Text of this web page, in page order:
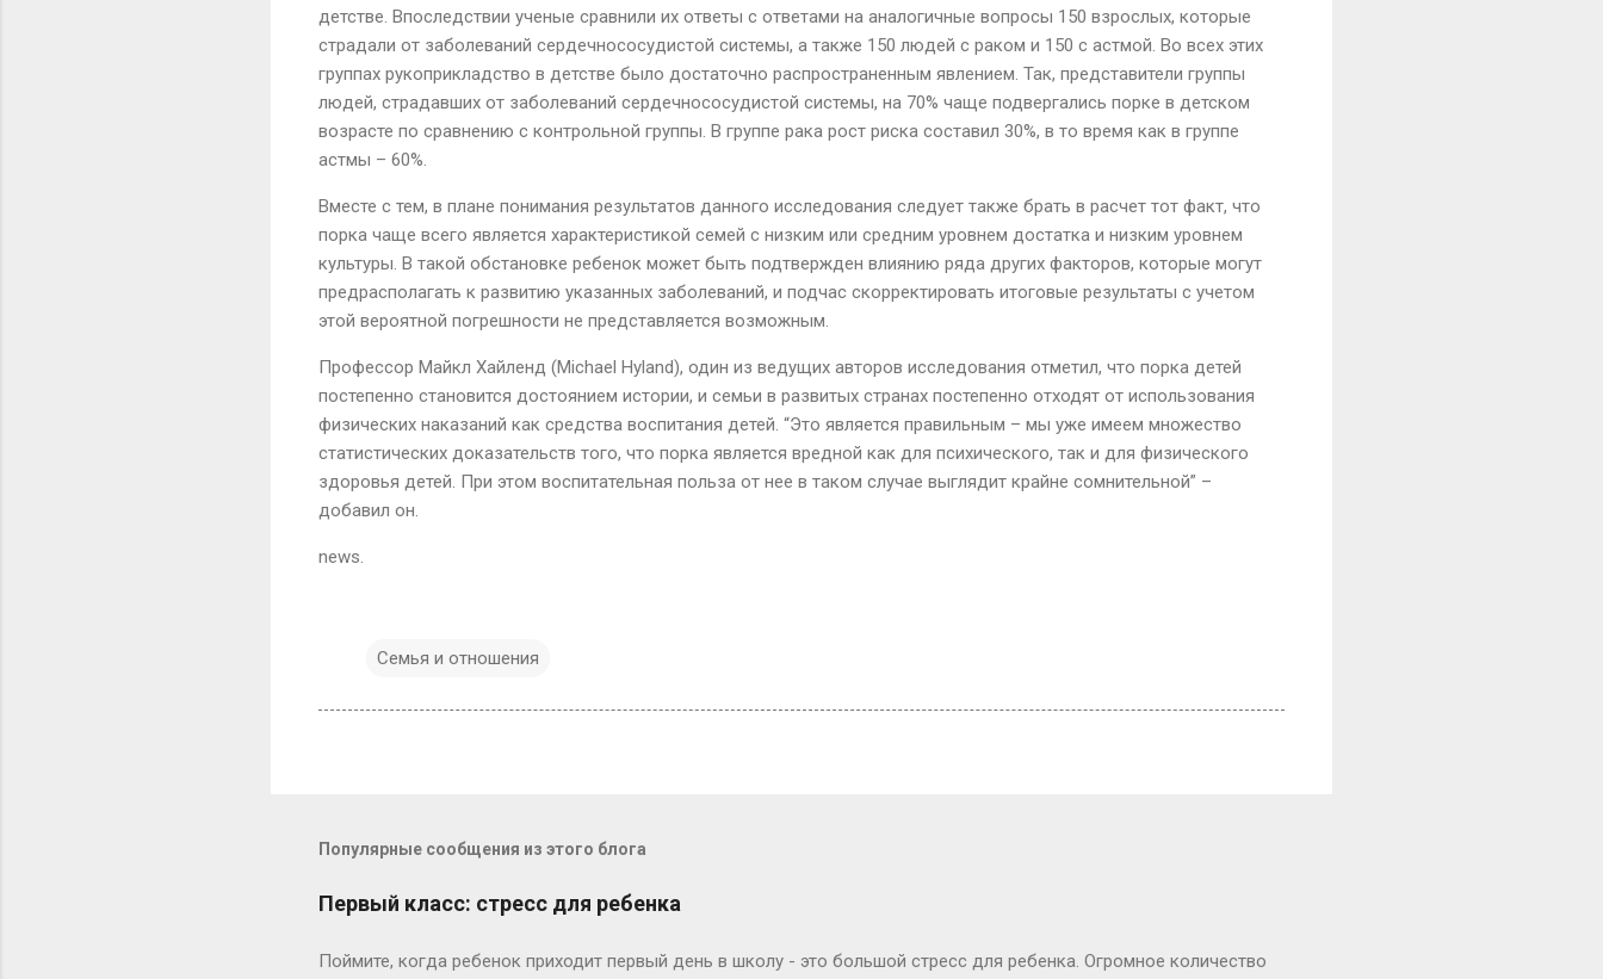
детстве. Впоследствии ученые сравнили их ответы с ответами на аналогичные вопросы 150 взрослых, которые
страдали от заболеваний сердечнососудистой системы, а также 150 людей с раком и 150 с астмой. Во всех этих
группах рукоприкладство в детстве было достаточно распространенным явлением. Так, представители группы
людей, страдавших от заболеваний сердечнососудистой системы, на 70% чаще подвергались порке в детском
возрасте по сравнению с контрольной группы. В группе рака рост риска составил 30%, в то время как в группе
астмы – 60%.
Вместе с тем, в плане понимания результатов данного исследования следует также брать в расчет тот факт, что
порка чаще всего является характеристикой семей с низким или средним уровнем достатка и низким уровнем
культуры. В такой обстановке ребенок может быть подтвержден влиянию ряда других факторов, которые могут
предрасполагать к развитию указанных заболеваний, и подчас скорректировать итоговые результаты с учетом
этой вероятной погрешности не представляется возможным.
Профессор Майкл Хайленд (Michael Hyland), один из ведущих авторов исследования отметил, что порка детей
постепенно становится достоянием истории, и семьи в развитых странах постепенно отходят от использования
физических наказаний как средства воспитания детей. “Это является правильным – мы уже имеем множество
статистических доказательств того, что порка является вредной как для психического, так и для физического
здоровья детей. При этом воспитательная польза от нее в таком случае выглядит крайне сомнительной” –
добавил он.
news.
Семья и отношения
Популярные сообщения из этого блога
Первый класс: стресс для ребенка
Поймите, когда ребенок приходит первый день в школу - это большой стресс для ребенка. Огромное количество